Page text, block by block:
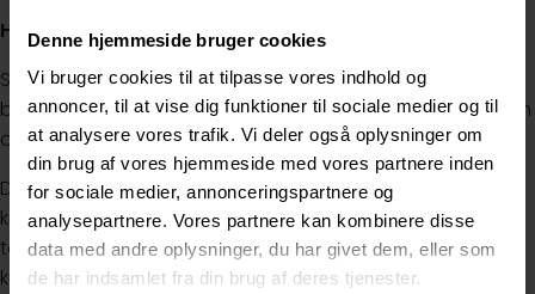
Denne hjemmeside bruger cookies
Vi bruger cookies til at tilpasse vores indhold og
annoncer, til at vise dig funktioner til sociale medier og til
at analysere vores trafik. Vi deler også oplysninger om
din brug af vores hjemmeside med vores partnere inden
for sociale medier, annonceringspartnere og
analysepartnere. Vores partnere kan kombinere disse
data med andre oplysninger, du har givet dem, eller som
de har indsamlet fra din brug af deres tjenester.
Hvorfor vælge en karriere som flyveleder?
Som flyveleder får du et job med stort ansvar og stor
betydning. Du er med til at sikre, at fly kommer sikkert frem
og lander trygt hver eneste dag.
Det er samtidig et mentalt udfordrende job, hvor du
konstant arbejder med overblik, hurtige beslutninger og
teamwork. Ingen dage er ens, og arbejdet kræver både
koncentration og samarbejdsevner.